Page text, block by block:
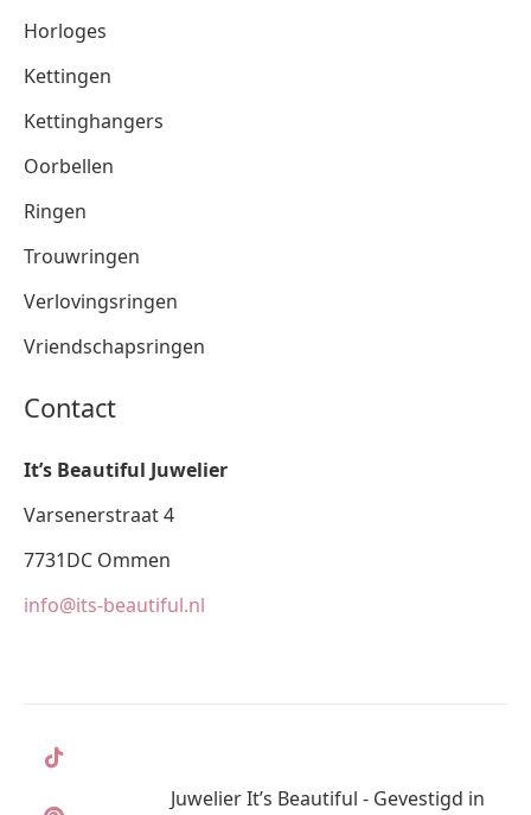
Horloges
Kettingen
Kettinghangers
Oorbellen
Ringen
Trouwringen
Verlovingsringen
Vriendschapsringen
Contact
It’s Beautiful Juwelier
Varsenerstraat 4
7731DC Ommen
info@its-beautiful.nl
Juwelier It’s Beautiful - Gevestigd in